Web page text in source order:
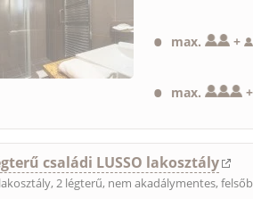
max. +
max. +
családi LUSSO lakosztály
lakosztály, 2 légterű, nem akadálymentes,